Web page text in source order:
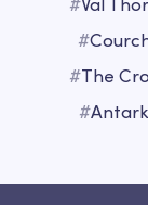
#
#The
#